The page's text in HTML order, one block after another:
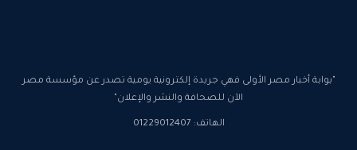
"بوابة أخبار مصر الأولى فهي جريدة إلكترونية يومية تصدر عن مؤسسة مصر
الآن للصحافة والنشر والإعلان"
الهاتف: 01229012407